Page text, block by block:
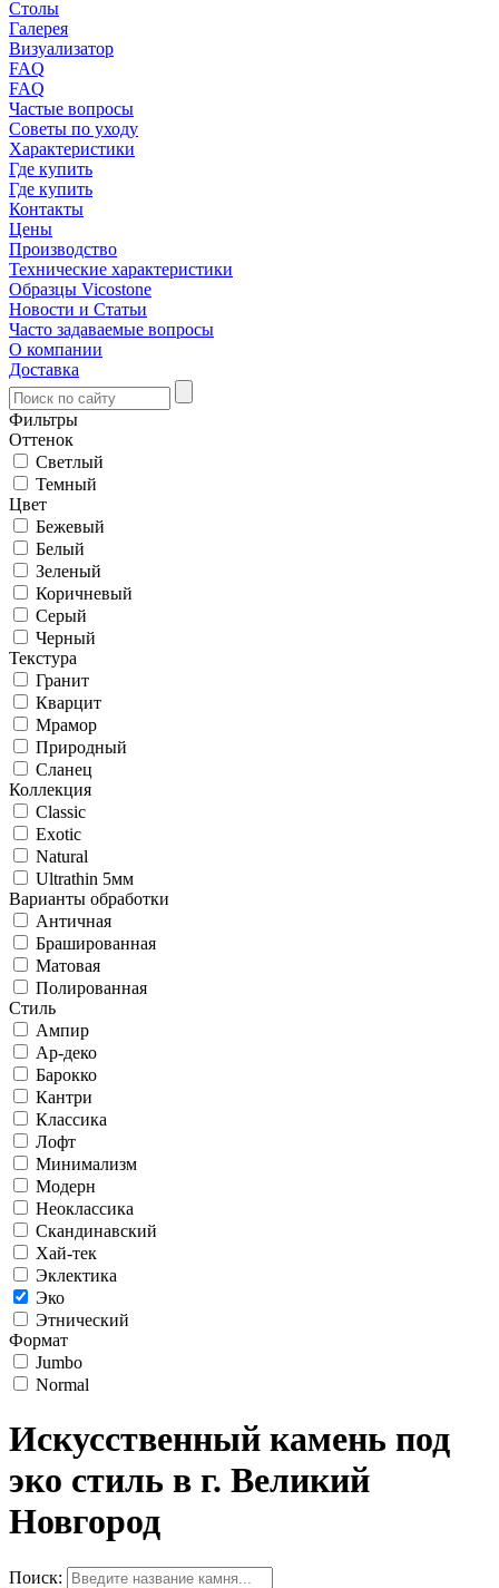
Столы
Галерея
Визуализатор
FAQ
FAQ
Частые вопросы
Советы по уходу
Характеристики
Где купить
Где купить
Контакты
Цены
Производство
Технические характеристики
Образцы Vicostone
Новости и Статьи
Часто задаваемые вопросы
О компании
Доставка
Фильтры
Оттенок
Светлый
Темный
Цвет
Бежевый
Белый
Зеленый
Коричневый
Серый
Черный
Текстура
Гранит
Кварцит
Мрамор
Природный
Сланец
Коллекция
Classic
Exotic
Natural
Ultrathin 5мм
Варианты обработки
Античная
Брашированная
Матовая
Полированная
Стиль
Ампир
Ар-деко
Барокко
Кантри
Классика
Лофт
Минимализм
Модерн
Неоклассика
Скандинавский
Хай-тек
Эклектика
Эко
Этнический
Формат
Jumbo
Normal
Искусственный камень под
эко стиль в г. Великий
Новгород
Поиск: